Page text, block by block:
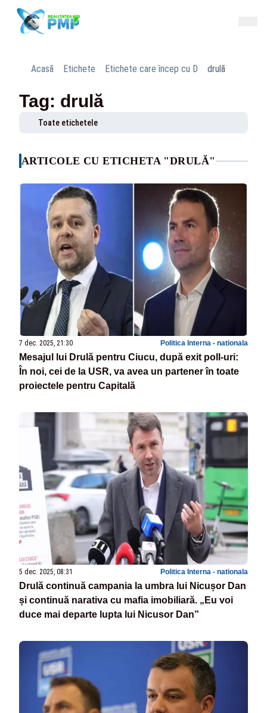
Acasă Etichete Etichete care încep cu D drulă
Tag: drulă
Toate etichetele
ARTICOLE CU ETICHETA "DRULĂ"
7 dec. 2025, 21:30 Politica Interna - nationala
Mesajul lui Drulă pentru Ciucu, după exit poll-uri:
În noi, cei de la USR, va avea un partener în toate
proiectele pentru Capitală
5 dec. 2025, 08:31 Politica Interna - nationala
Drulă continuă campania la umbra lui Nicușor Dan
și continuă narativa cu mafia imobiliară. „Eu voi
duce mai departe lupta lui Nicusor Dan”